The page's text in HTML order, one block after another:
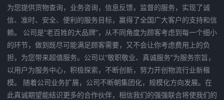
为您提供货物查询，业务咨询，信息反馈，监督的服务，实现了诚
信、准时、安全、便利的服务目标，赢得了全国广大客户的支持和信
赖。 公司是“老百姓的大品牌”，从不同角度为顾客考虑到每一个细小
的环节，做到既尽可能满足顾客需要，又不会让你考虑费用上的负
担，为您带来超值服务。公司以“敬职敬业、真诚服务”为服务宗旨，
以用户为服务中心，积极探索，不断创新，努力开创物流行业新楷
模。 随着公司业务扩展，公司不断朝集团化，规模化方向发展。在
此真诚期望能结识更多的合作伙伴，相信我们的强强联合将使我们的